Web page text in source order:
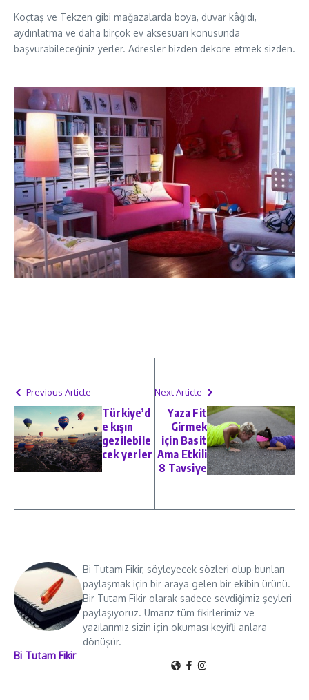
Koçtaş ve Tekzen gibi mağazalarda boya, duvar kâğıdı,
aydınlatma ve daha birçok ev aksesuarı konusunda
başvurabileceğiniz yerler. Adresler bizden dekore etmek sizden.
Previous Article
Türkiye’d
e kışın
gezilebile
cek yerler
Next Article
Yaza Fit
Girmek
için Basit
Ama Etkili
8 Tavsiye
Bi Tutam Fikir
Bi Tutam Fikir, söyleyecek sözleri olup bunları
paylaşmak için bir araya gelen bir ekibin ürünü.
Bir Tutam Fikir olarak sadece sevdiğimiz şeyleri
paylaşıyoruz. Umarız tüm fikirlerimiz ve
yazılarımız sizin için okuması keyifli anlara
dönüşür.